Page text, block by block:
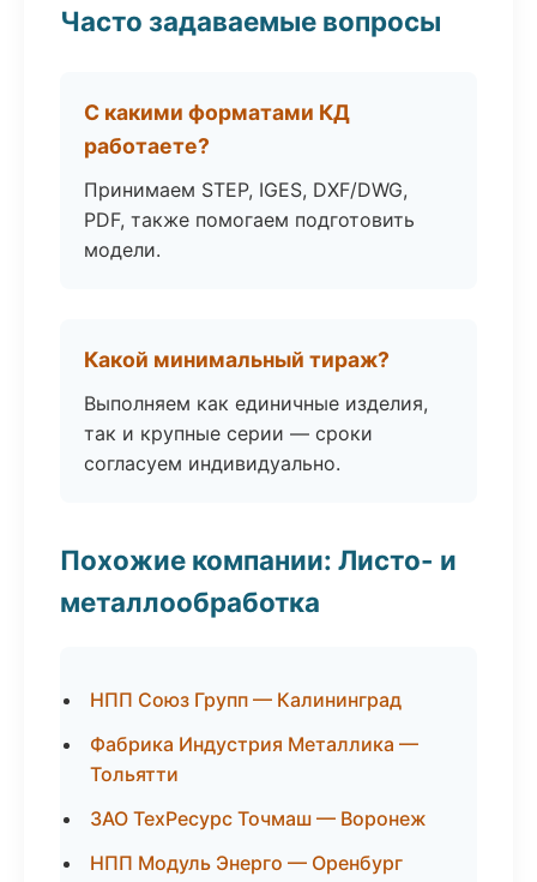
Часто задаваемые вопросы
С какими форматами КД
работаете?
Принимаем STEP, IGES, DXF/DWG,
PDF, также помогаем подготовить
модели.
Какой минимальный тираж?
Выполняем как единичные изделия,
так и крупные серии — сроки
согласуем индивидуально.
Похожие компании: Листо- и
металлообработка
НПП Союз Групп — Калининград
Фабрика Индустрия Металлика —
Тольятти
ЗАО ТехРесурс Точмаш — Воронеж
НПП Модуль Энерго — Оренбург